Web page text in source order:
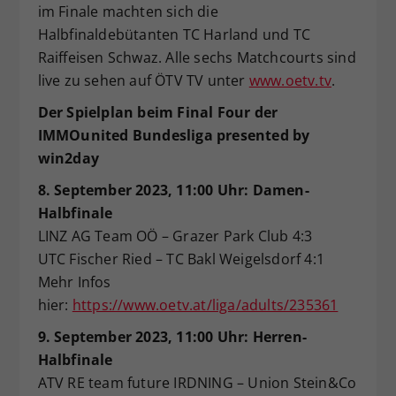
im Finale machten sich die
Halbfinaldebütanten TC Harland und TC
Raiffeisen Schwaz. Alle sechs Matchcourts sind
live zu sehen auf ÖTV TV unter www.oetv.tv.
Der Spielplan beim Final Four der
IMMOunited Bundesliga presented by
win2day
8. September 2023, 11:00 Uhr: Damen-
Halbfinale
LINZ AG Team OÖ – Grazer Park Club 4:3
UTC Fischer Ried – TC Bakl Weigelsdorf 4:1
Mehr Infos
hier: https://www.oetv.at/liga/adults/235361
9. September 2023, 11:00 Uhr: Herren-
Halbfinale
ATV RE team future IRDNING – Union Stein&Co